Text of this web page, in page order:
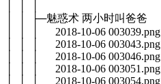
│ │ ├─魅惑术 两小时叫爸爸
│ │ │ 2018-10-06 003039.png
│ │ │ 2018-10-06 003043.png
│ │ │ 2018-10-06 003046.png
│ │ │ 2018-10-06 003051.png
│ │ │ 2018-10-06 003054.png